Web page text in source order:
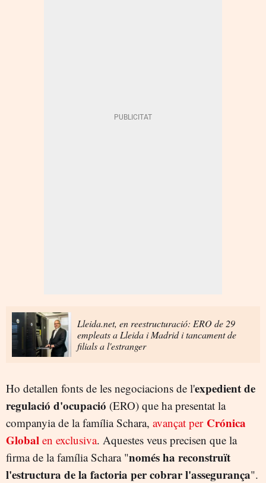
Lleida.net, en reestructuració: ERO de 29
empleats a Lleida i Madrid i tancament de
filials a l'estranger
Ho detallen fonts de les negociacions de l'expedient de
regulació d'ocupació (ERO) que ha presentat la
companyia de la família Schara, avançat per Crónica
Global en exclusiva. Aquestes veus precisen que la
firma de la família Schara "només ha reconstruït
l'estructura de la factoria per cobrar l'assegurança".